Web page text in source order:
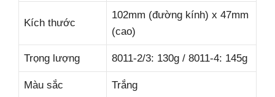
Kích thước
102mm (đường kính) x 47mm
(cao)
Trọng lượng 8011-2/3: 130g / 8011-4: 145g
Màu sắc Trắng